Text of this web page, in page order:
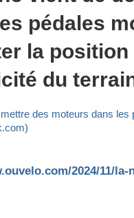
pédales
la
du
des moteurs dans
2024/11/